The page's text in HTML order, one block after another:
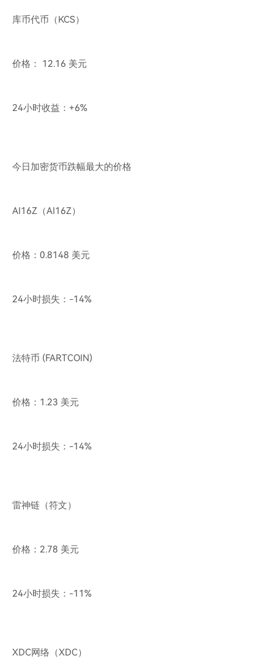
库币代币（KCS）
价格： 12.16 美元
24小时收益：+6%
今日加密货币跌幅最大的价格
AI16Z（AI16Z）
价格：0.8148 美元
24小时损失：-14%
法特币 (FARTCOIN)
价格：1.23 美元
24小时损失：-14%
雷神链（符文）
价格：2.78 美元
24小时损失：-11%
XDC网络（XDC）